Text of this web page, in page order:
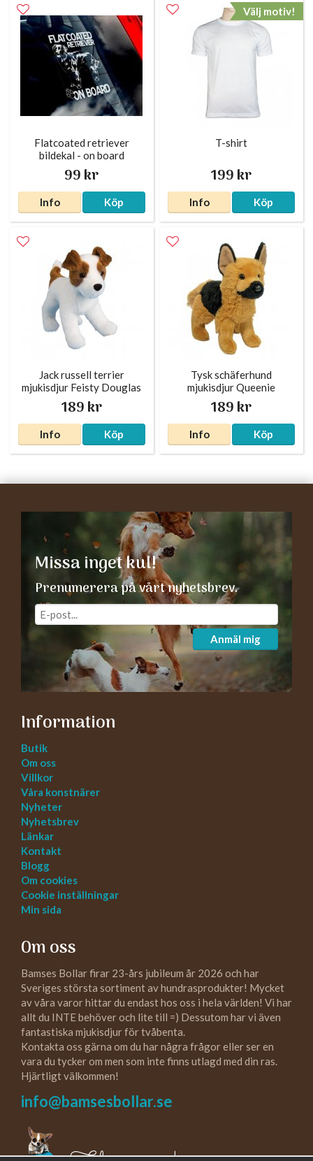
Flatcoated retriever
bildekal - on board
99 kr
Info Köp
Välj motiv!
T-shirt
199 kr
Info Köp
Jack russell terrier
mjukisdjur Feisty Douglas
189 kr
Info Köp
Tysk schäferhund
mjukisdjur Queenie
189 kr
Info Köp
Missa inget kul!
Prenumerera på vårt nyhetsbrev.
Anmäl mig
Information
Butik
Om oss
Villkor
Våra konstnärer
Nyheter
Nyhetsbrev
Länkar
Kontakt
Blogg
Om cookies
Cookie inställningar
Min sida
Om oss
Bamses Bollar firar 23-års jubileum år 2026 och har
Sveriges största sortiment av hundrasprodukter! Mycket
av våra varor hittar du endast hos oss i hela världen! Vi har
allt du INTE behöver och lite till =) Dessutom har vi även
fantastiska mjukisdjur för tvåbenta.
Kontakta oss gärna om du har några frågor eller ser en
vara du tycker om men som inte finns utlagd med din ras.
Hjärtligt välkommen!
info@bamsesbollar.se